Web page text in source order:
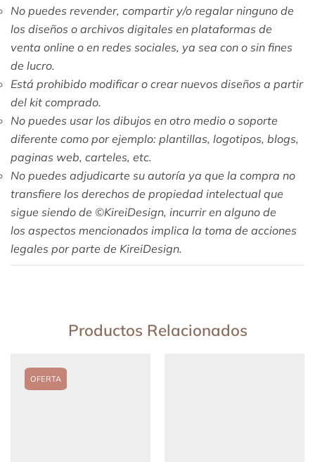
No puedes revender, compartir y/o regalar ninguno de
los diseños o archivos digitales en plataformas de
venta online o en redes sociales, ya sea con o sin fines
de lucro.
Está prohibido modificar o crear nuevos diseños a partir
del kit comprado.
No puedes usar los dibujos en otro medio o soporte
diferente como por ejemplo: plantillas, logotipos, blogs,
paginas web, carteles, etc.
No puedes adjudicarte su autoría ya que la compra no
transfiere los derechos de propiedad intelectual que
sigue siendo de ©KireiDesign, incurrir en alguno de
los aspectos mencionados implica la toma de acciones
legales por parte de KireiDesign.
Productos Relacionados
OFERTA